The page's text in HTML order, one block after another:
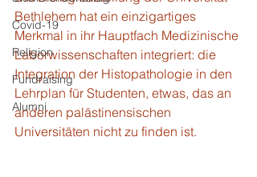
Covid-19
Religion
Fundraising
Alumni
Bethlehem hat ein einzigartiges
Merkmal in ihr Hauptfach Medizinische
Laborwissenschaften integriert: die
Integration der Histopathologie in den
Lehrplan für Studenten, etwas, das an
anderen palästinensischen
Universitäten nicht zu finden ist.